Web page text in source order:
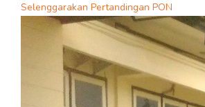
Selenggarakan Pertandingan PON